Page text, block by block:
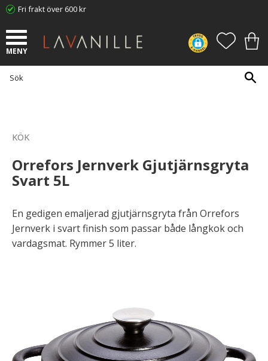
Fri frakt över 600 kr
KÖK
Orrefors Jernverk Gjutjärnsgryta
Svart 5L
En gedigen emaljerad gjutjärnsgryta från Orrefors
Jernverk i svart finish som passar både långkok och
vardagsmat. Rymmer 5 liter.